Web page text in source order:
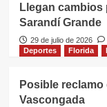
Llegan cambios
Sarandí Grande
29 de julio de 2026
Deportes
Florida
Posible
Vascongada